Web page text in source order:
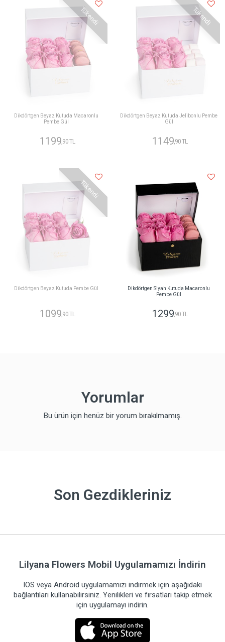
Tükendi
Dikdörtgen Beyaz Kutuda Macaronlu
Pembe Gül
1199 ,90 TL
Tükendi
Dikdörtgen Beyaz Kutuda Jelibonlu Pembe
Gül
1149 ,90 TL
Tükendi
Dikdörtgen Beyaz Kutuda Pembe Gül
1099,90 TL
Dikdörtgen Siyah Kutuda Macaronlu
Pembe Gül
1299,90 TL
Yorumlar
Bu ürün için henüz bir yorum bırakılmamış.
Son Gezdikleriniz
Lilyana Flowers Mobil Uygulamamızı İndirin
IOS veya Android uygulamamızı indirmek için aşağıdaki
bağlantıları kullanabilirsiniz. Yenilikleri ve fırsatları takip etmek
için uygulamayı indirin.